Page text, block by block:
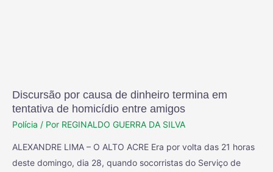
Discursão por causa de dinheiro termina em
tentativa de homicídio entre amigos
Polícia / Por REGINALDO GUERRA DA SILVA
ALEXANDRE LIMA – O ALTO ACRE Era por volta das 21 horas
deste domingo, dia 28, quando socorristas do Serviço de